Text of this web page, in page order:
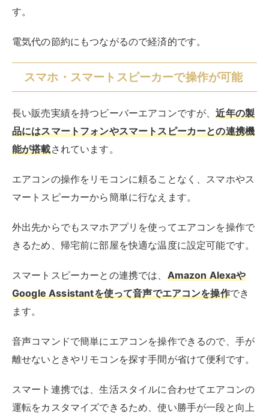
す。
電気代の節約にもつながるので経済的です。
スマホ・スマートスピーカーで操作が可能
長い販売実績を持つビーバーエアコンですが、近年の製
品にはスマートフォンやスマートスピーカーとの連携機
能が搭載されています。
エアコンの操作をリモコンに頼ることなく、スマホやス
マートスピーカーから簡単に行なえます。
外出先からでもスマホアプリを使ってエアコンを操作で
きるため、帰宅前に部屋を快適な温度に設定可能です。
スマートスピーカーとの連携では、 Amazon Alexaや
Google Assistantを使って音声でエアコンを操作でき
ます。
音声コマンドで簡単にエアコンを操作できるので、手が
離せないときやリモコンを探す手間が省けて便利です。
スマート連携では、生活スタイルに合わせてエアコンの
運転をカスタマイズできるため、使い勝手が一段と向上